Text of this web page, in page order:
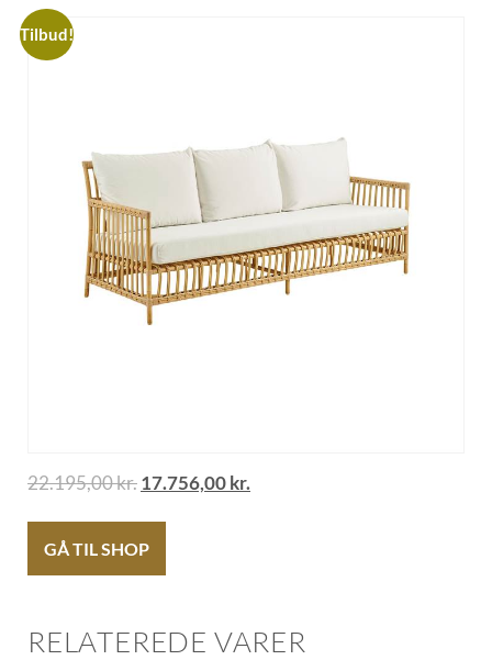
Tilbud!
22.195,00kr.17.756,00kr.
GÅ TIL SHOP
RELATEREDE VARER